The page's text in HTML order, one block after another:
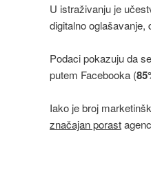
U istraživanju je
digitalno oglašavanje,
Podaci pokazuju da
putem Facebooka (85
Iako je broj
značajan porast